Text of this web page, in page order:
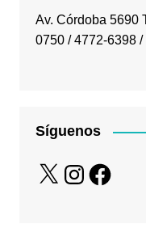
Av. Córdoba 5690
0750 / 4772-6398
Síguenos
X InstagramFacebook